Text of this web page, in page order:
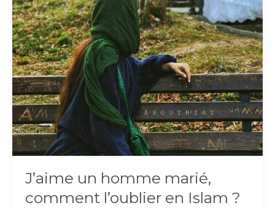
J’aime un homme marié,
comment l’oublier en Islam ?